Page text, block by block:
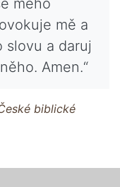
mého
mě a
slovu a daruj
Amen.“
biblické